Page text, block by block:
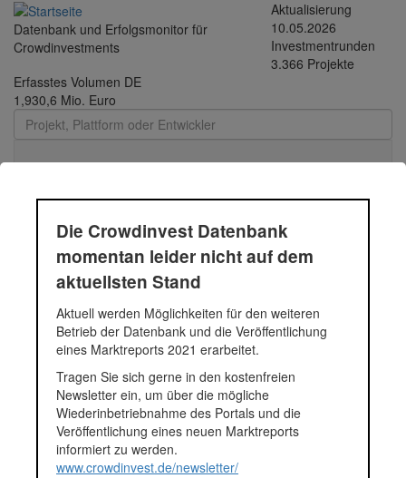
Direkt zum Inhalt
Datenbank und Erfolgsmonitor für
Crowdinvestments
Aktualisierung
10.05.2026
Investmentrunden
3.366 Projekte
Erfasstes Volumen DE
1,930,6 Mio. Euro
Toggle
Quartier am Wasserturm
Bei diesem Projekt handelt es sich um die Finanzierung des
anteiligen Kaufpreises sowie der Projektierungskosten inkl.
Baugenehmigung bis zur Hochbaureife bzw. bis zum Baubeginn
ca. 21.500 m² Teilgrundstück am Güterbahnhof ist die
Entwicklung des Wohnungsquartiers in vier Bauteilen geplant.
Fundingsumme
2.800.000 Euro
Finanziert in
Segment
Immobilien
Die Crowdinvest Datenbank
momentan leider nicht auf dem
aktuellsten Stand
Aktuell werden Möglichkeiten für den weiteren
Betrieb der Datenbank und die Veröffentlichung
eines Marktreports 2021 erarbeitet.
Tragen Sie sich gerne in den kostenfreien
Newsletter ein, um über die mögliche
Wiederinbetriebnahme des Portals und die
Veröffentlichung eines neuen Marktreports
informiert zu werden.
www.crowdinvest.de/newsletter/